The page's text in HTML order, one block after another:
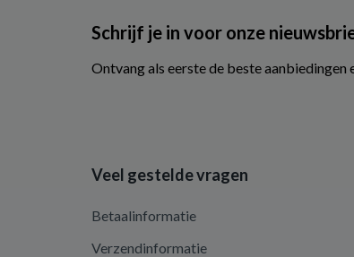
Schrijf je in voor onze
Ontvang als eerste de beste aanbiedingen
Veel gestelde vragen
Betaalinformatie
Verzendinformatie